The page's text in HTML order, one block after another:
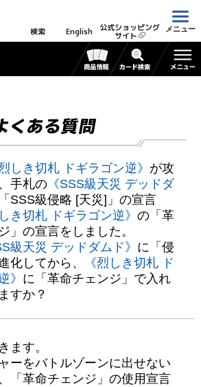
検索 English 公式ショッピング
サイト
メニュー
くある質問
烈しき切札 ドギラゴン逆》 が攻
手札の 《SSS級天災 デッドダ
SSS級侵略 [天災]」の宣言
しき切札 ドギラゴン逆》 の「革
」の宣言をしました。
級天災 デッドダムド》 に「侵
化してから、
《烈しき切札 ド
》 に「革命チェンジ」で入れ
すか？
ます。
ーをバトルゾーンに出せない
「革命チェンジ」の使用宣言